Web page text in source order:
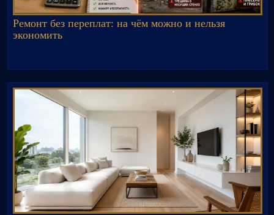
Ремонт без переплат: на чём можно и нельзя
экономить